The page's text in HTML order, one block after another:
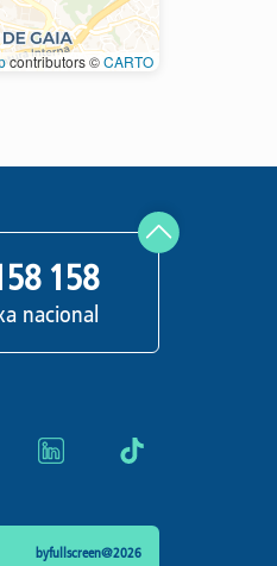
contributors ©CARTO
158
nacional
byfullscreen@2026